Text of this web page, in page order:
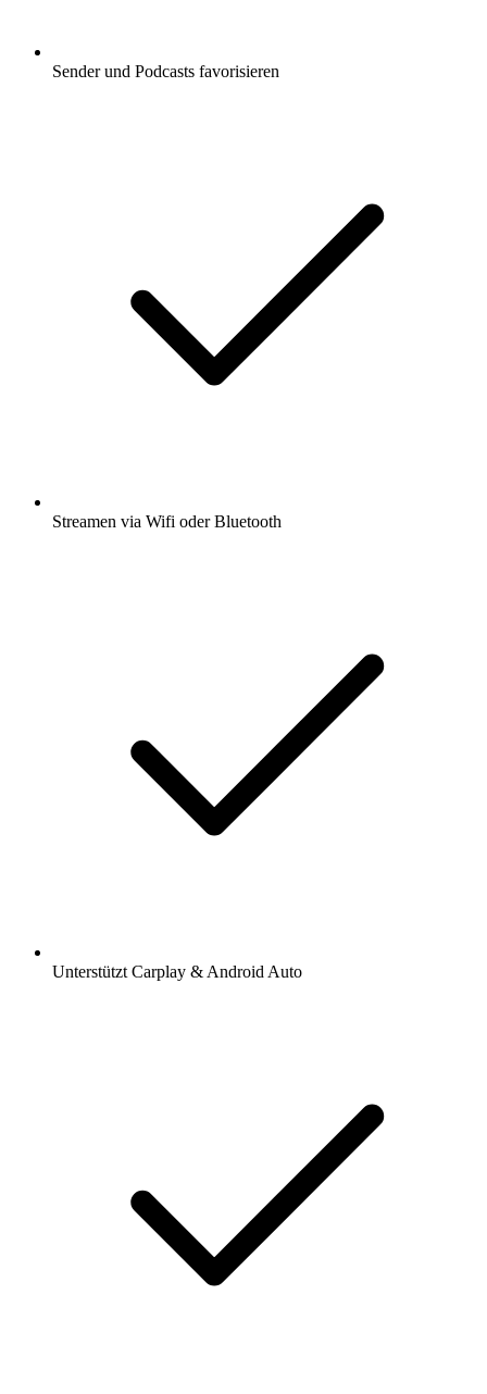
Sender und Podcasts favorisieren
Streamen via Wifi oder Bluetooth
Unterstützt Carplay & Android Auto